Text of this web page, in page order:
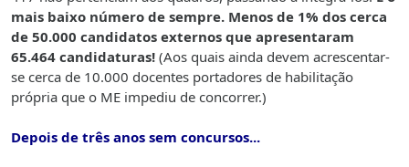
mais baixo número de sempre. Menos de 1% dos cerca
de 50.000 candidatos externos que apresentaram
65.464 candidaturas! (Aos quais ainda devem acrescentar-
se cerca de 10.000 docentes portadores de habilitação
própria que o ME impediu de concorrer.)
Depois de três anos sem concursos...